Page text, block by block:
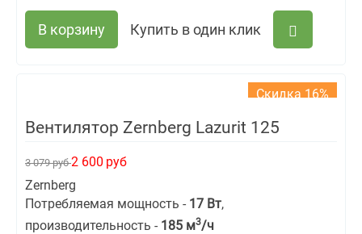
В корзину Купить в один клик
Скидка 16%
Вентилятор Zernberg Lazurit 125
3 079 руб2 600 руб
Zernberg
Потребляемая мощность - 17 Вт,
производительность - 185 м3/ч